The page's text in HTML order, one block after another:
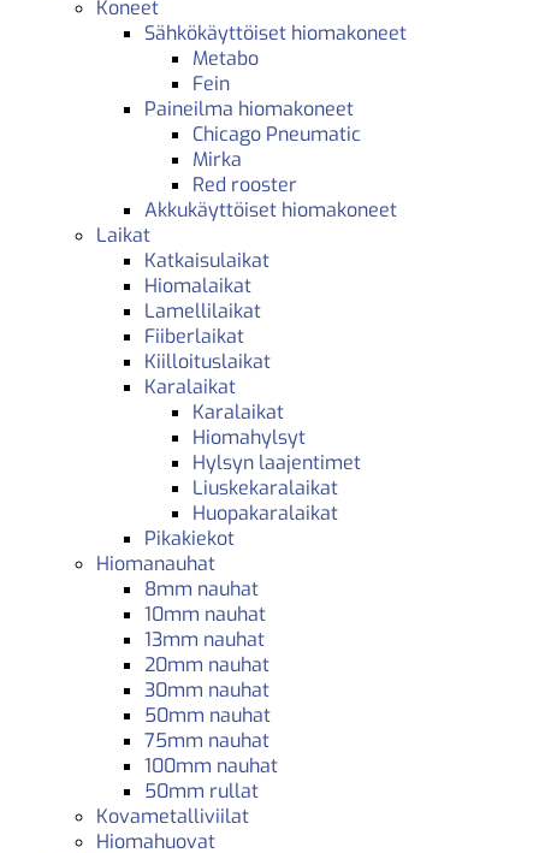
Koneet
Sähkökäyttöiset hiomakoneet
Metabo
Fein
Paineilma hiomakoneet
Chicago Pneumatic
Mirka
Red rooster
Akkukäyttöiset hiomakoneet
Laikat
Katkaisulaikat
Hiomalaikat
Lamellilaikat
Fiiberlaikat
Kiilloituslaikat
Karalaikat
Karalaikat
Hiomahylsyt
Hylsyn laajentimet
Liuskekaralaikat
Huopakaralaikat
Pikakiekot
Hiomanauhat
8mm nauhat
10mm nauhat
13mm nauhat
20mm nauhat
30mm nauhat
50mm nauhat
75mm nauhat
100mm nauhat
50mm rullat
Kovametalliviilat
Hiomahuovat